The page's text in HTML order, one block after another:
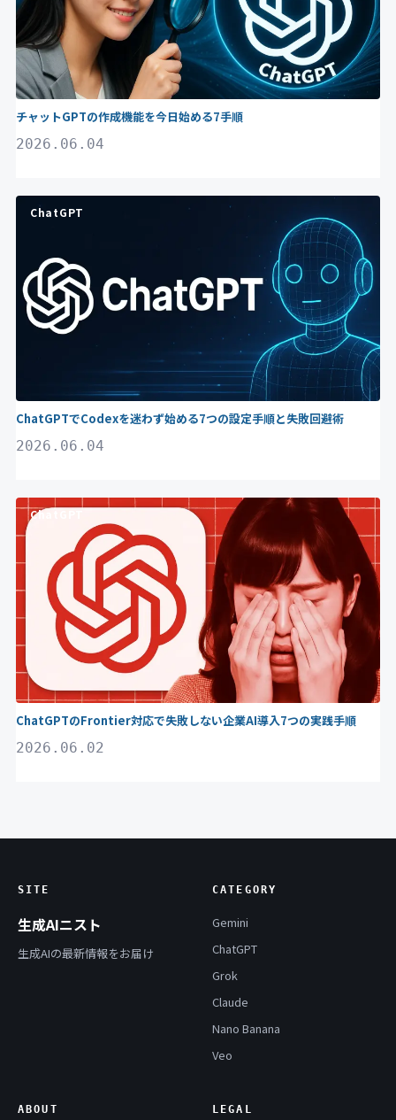
チャットGPTの作成機能を今日始める7手順
2026.06.04
ChatGPT
ChatGPTでCodexを迷わず始める7つの設定手順と失敗回避術
2026.06.04
ChatGPT
ChatGPTのFrontier対応で失敗しない企業AI導入7つの実践手順
2026.06.02
SITE
生成AIニスト
生成AIの最新情報をお届け
CATEGORY
Gemini
ChatGPT
Grok
Claude
Nano Banana
Veo
ABOUT LEGAL